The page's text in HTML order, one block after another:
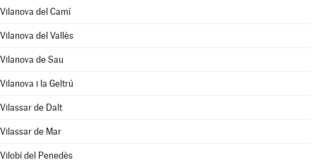
Vilanova del Camí
Vilanova del Vallès
Vilanova de Sau
Vilanova i la Geltrú
Vilassar de Dalt
Vilassar de Mar
Vilobí del Penedès